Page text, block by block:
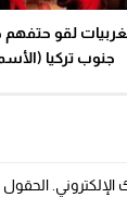
لقو حتفهم
جنوب تركيا
الحقول